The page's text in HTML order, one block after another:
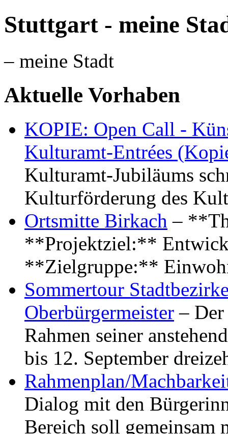
Stuttgart - meine
– meine Stadt
Aktuelle Vorhaben
KOPIE: Open Call -
Kulturamt-Entrées
Kulturamt-Jubiläums
Kulturförderung des
Ortsmitte Birkach –
**Projektziel:**
**Zielgruppe:**
Sommertour
Oberbürgermeister –
Rahmen seiner
bis 12. September
Rahmenplan/
Dialog mit den
Bereich soll gemeinsam